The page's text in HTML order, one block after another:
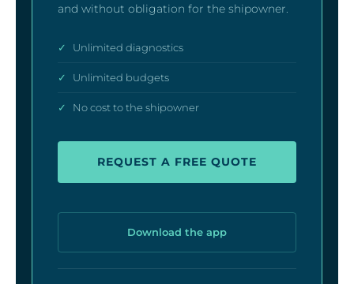
and without obligation for the shipowner.
✓ Unlimited diagnostics
✓ Unlimited budgets
✓ No cost to the shipowner
REQUEST A FREE QUOTE
Download the app